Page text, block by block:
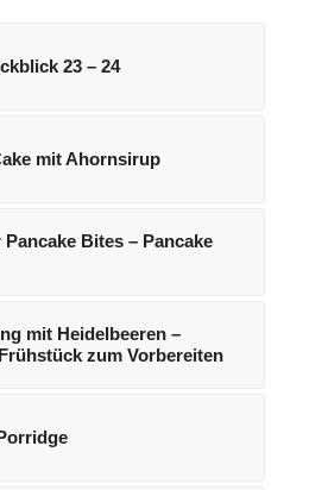
23 – 24
mit Ahornsirup
Bites – Pancake
mit Heidelbeeren –
zum Vorbereiten